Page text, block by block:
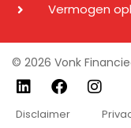
Vermogen
© 2026 Vonk
Disclaimer
LinkedinFacebook